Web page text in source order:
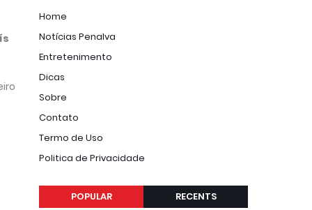
Home
Notícias Penalva
Entretenimento
Dicas
Sobre
Contato
Termo de Uso
Politica de Privacidade
POPULAR RECENTS